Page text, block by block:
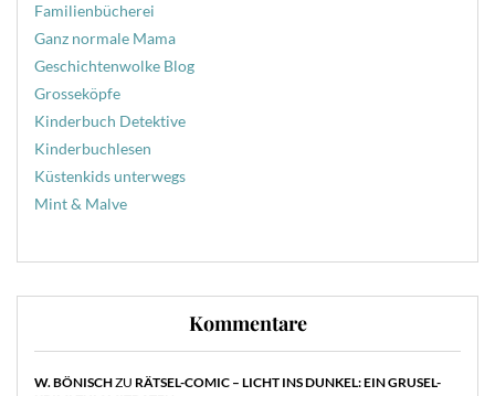
Familienbücherei
Ganz normale Mama
Geschichtenwolke Blog
Grosseköpfe
Kinderbuch Detektive
Kinderbuchlesen
Küstenkids unterwegs
Mint & Malve
Kommentare
W. BÖNISCHZU RÄTSEL-COMIC – LICHT INS DUNKEL: EIN GRUSEL-